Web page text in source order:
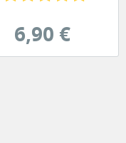
6,90 €